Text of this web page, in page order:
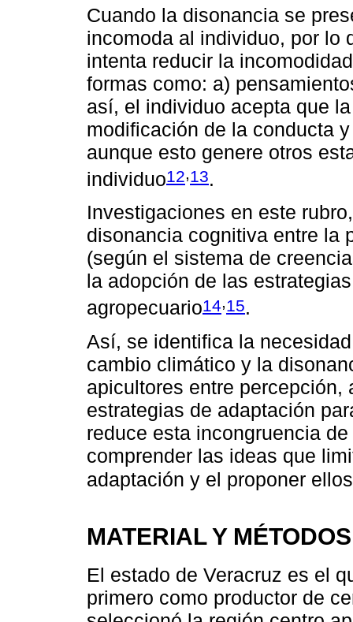
Cuando la disonancia se
incomoda al individuo, por lo
intenta reducir la
formas como: a)
así, el individuo acepta que
modificación de la conducta
aunque esto genere otros
individuo12,13.
Investigaciones en este
disonancia cognitiva entre la
(según el sistema de
la adopción de las
agropecuario14,15.
Así, se identifica la
cambio climático y la
apicultores entre
estrategias de adaptación
reduce esta incongruencia
comprender las ideas que
adaptación y el proponer
MATERIAL Y MÉTODOS
El estado de Veracruz es el
primero como productor de